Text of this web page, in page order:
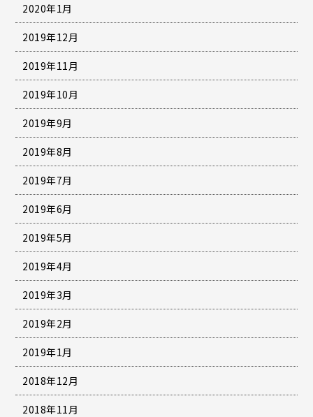
2020年1月
2019年12月
2019年11月
2019年10月
2019年9月
2019年8月
2019年7月
2019年6月
2019年5月
2019年4月
2019年3月
2019年2月
2019年1月
2018年12月
2018年11月